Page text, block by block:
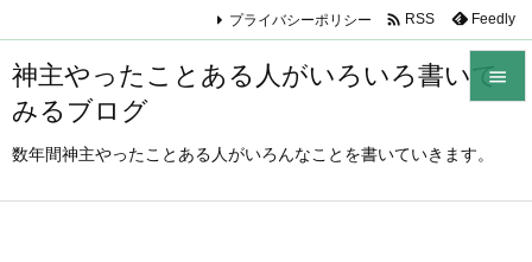
神主やったことある人がいろいろ書いて
みるブログ
数年間神主やったことある人がいろんなことを書いていきます。

プライバシーポリシー  RSS Feedly